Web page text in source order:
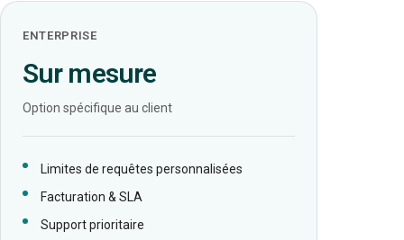
ENTERPRISE
Sur mesure
Option spécifique au client
Limites de requêtes personnalisées
Facturation & SLA
Support prioritaire